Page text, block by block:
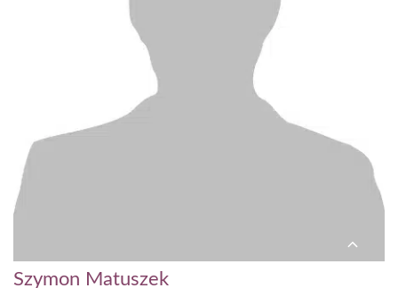
Szymon Matuszek